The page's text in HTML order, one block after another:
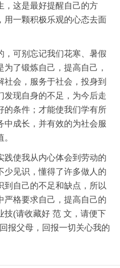
，这是最好提醒自己的方
用一颗积极乐观的心态去面
，可别忘记我们花寒、暑假
了锻炼自己，提高自己，
社会，服务于社会，投身到
发现自身的不足，为今后走
的条件；才能使我们学有所
中成长，并有效的为社会服
践使我从内心体会到劳动的
少见识，懂得了许多做人的
到自己的不足和缺点，所以
严格要求自己，提高自己的
技(请收藏好 范 文，请便下
报父母，回报一切关心我的